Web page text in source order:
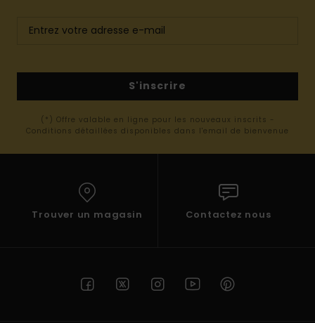
S'inscrire
(*) Offre valable en ligne pour les nouveaux inscrits -
Conditions détaillées disponibles dans l'email de bienvenue
Trouver un magasin Contactez nous